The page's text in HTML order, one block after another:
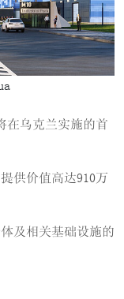
在乌克兰实施的首
供价值高达910万
及相关基础设施的